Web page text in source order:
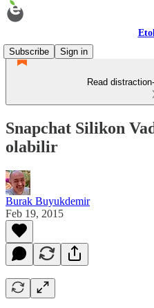
Subscribe
Sign in
Read
Snapchat Silikon
olabilir
Burak Buyukdemir
Feb 19, 2015